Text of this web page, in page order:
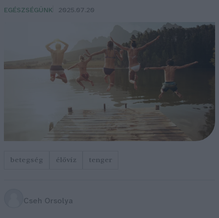
EGÉSZSÉGÜNK 2025.07.20
betegség élővíz tenger
Cseh Orsolya